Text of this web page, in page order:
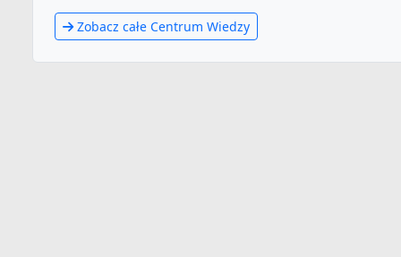
Zobacz całe Centrum Wiedzy